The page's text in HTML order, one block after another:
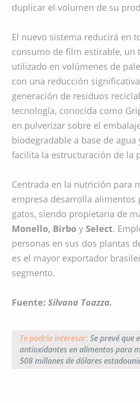
duplicar el volumen de su
El nuevo sistema reducirá en
consumo de film estirable, un
utilizado en volúmenes de
con una reducción
generación de residuos
tecnología, conocida como
en pulverizar sobre el
biodegradable a base de agua
facilita la estructuración de la
Centrada en la nutrición para
empresa desarrolla alimentos
gatos, siendo propietaria de
Monello, Birbo y Select.
personas en sus dos plantas
es el mayor exportador
segmento.
Fuente: Silvana Toazza.
Te podría interesar:Se prevé que
antioxidantes en alimentos para
508 millones de dólares